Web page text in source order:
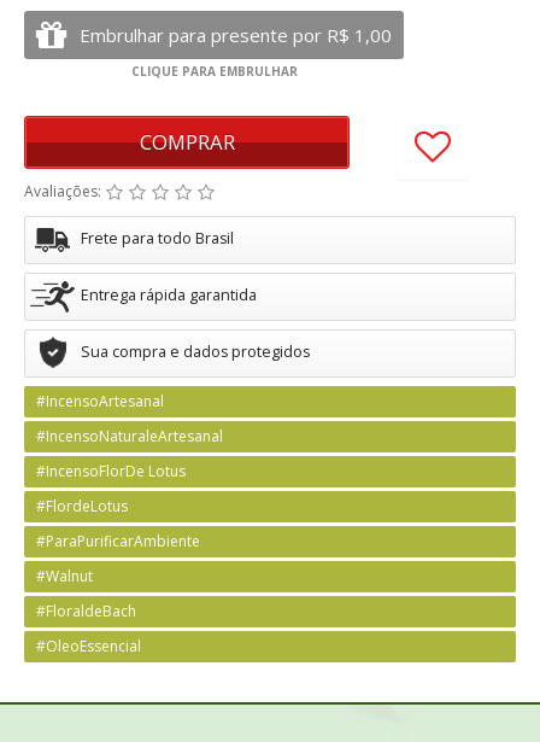
COMPRAR
Avaliações:
Frete para todo Brasil
Entrega rápida garantida
Sua compra e dados protegidos
#IncensoArtesanal
#IncensoNaturaleArtesanal
#IncensoFlorDe Lotus
#FlordeLotus
#ParaPurificarAmbiente
#Walnut
#FloraldeBach
#OleoEssencial